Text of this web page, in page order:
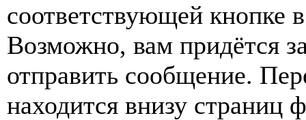
соответствующей кнопке
Возможно, вам придётся
отправить сообщение.
находится внизу